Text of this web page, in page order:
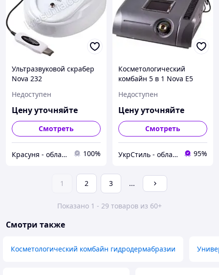
Ультразвуковой скрабер
Nova 232
Недоступен
Цену уточняйте
Смотреть
Красуня - обладнання для салонів краси 100%
Косметологический
комбайн 5 в 1 Nova Е5
Недоступен
Цену уточняйте
Смотреть
УкрСтиль - обладнання для салонів краси 95%
1 2 3 ...
Показано 1 - 29 товаров из 60+
Смотри также
Косметологический комбайн гидродермабразии